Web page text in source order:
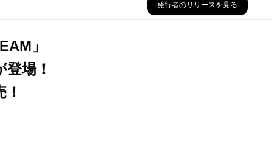
発行者のリリースを見る
」
場！